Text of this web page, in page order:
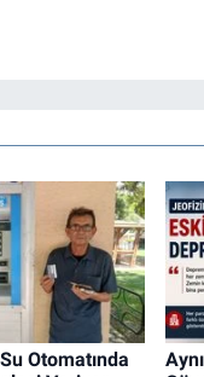
Otomatında